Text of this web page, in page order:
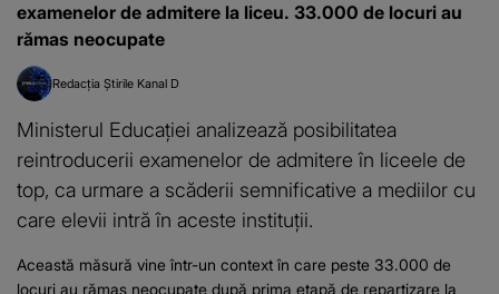
examenelor de admitere la liceu. 33.000 de locuri au
rămas neocupate
Redacția Știrile Kanal D
Ministerul Educației analizează posibilitatea
reintroducerii examenelor de admitere în liceele de
top, ca urmare a scăderii semnificative a mediilor cu
care elevii intră în aceste instituții.
Această măsură vine într-un context în care peste 33.000 de
locuri au rămas neocupate după prima etapă de repartizare la